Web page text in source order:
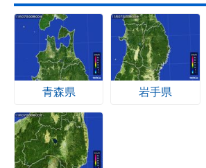
青森県 岩手県